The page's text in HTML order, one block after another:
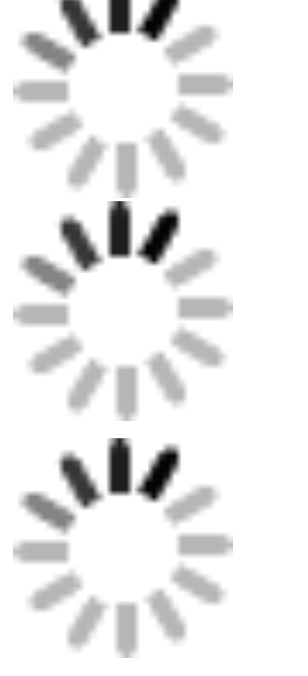
스피고트 핑팅
변신장치
전자기접속기
엉덩이 융합 도구
전류 융합 도구
엉덩이 융합 액세서리
수동 엑스트루더
CNC 엉덩이 용접 기계